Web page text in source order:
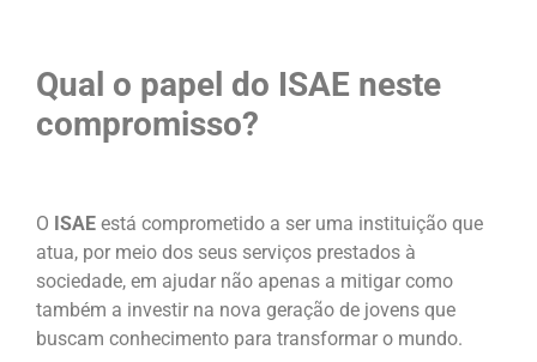
Qual o papel do ISAE neste
compromisso?
O ISAE está comprometido a ser uma instituição que
atua, por meio dos seus serviços prestados à
sociedade, em ajudar não apenas a mitigar como
também a investir na nova geração de jovens que
buscam conhecimento para transformar o mundo.